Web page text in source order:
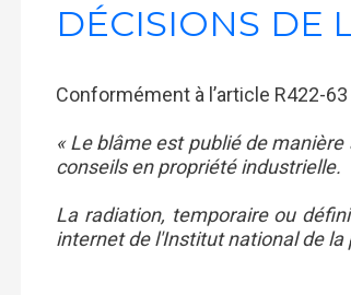
DÉCISIONS DE
Conformément à l’article R422-
« Le blâme est publié de
conseils en propriété industrielle.
La radiation, temporaire ou
internet de l'Institut national de